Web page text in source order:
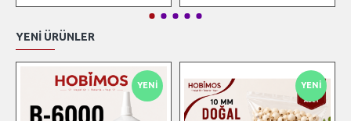
YENI ÜRÜNLER
YENI YENI